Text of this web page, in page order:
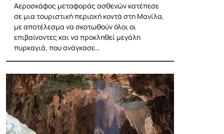
Αεροσκάφος μεταφοράς ασθενών κατέπεσε
σε μια τουριστική περιοχή κοντά στη Μανίλα,
με αποτέλεσμα να σκοτωθούν όλοι οι
επιβαίνοντες και να προκληθεί μεγάλη
πυρκαγιά, που ανάγκασε…